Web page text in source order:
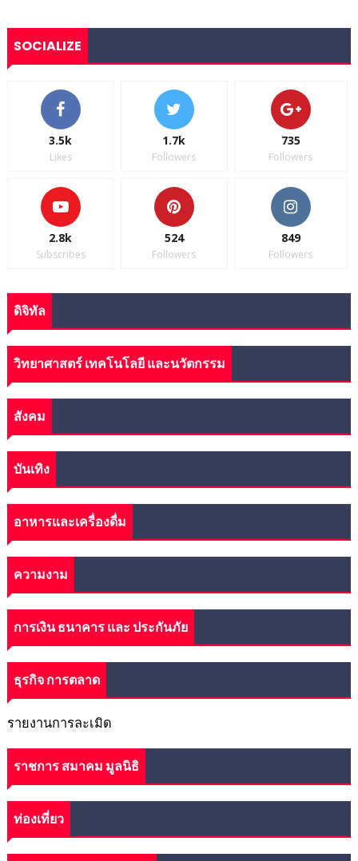
SOCIALIZE
3.5k
Likes
1.7k
Followers
735
Followers
2.8k
Subscribes
524
Followers
849
Followers
ดิจิทัล
วิทยาศาสตร์ เทคโนโลยี และนวัตกรรม
สังคม
บันเทิง
อาหารและเครื่องดื่ม
ความงาม
การเงิน ธนาคาร และ ประกันภัย
ธุรกิจ การตลาด
รายงานการละเมิด
ราชการ สมาคม มูลนิธิ
ท่องเที่ยว